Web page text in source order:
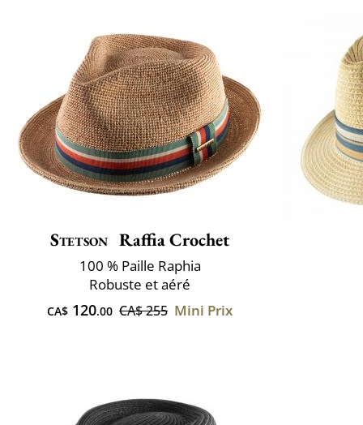
Stetson Raffia Crochet
100 % Paille Raphia
Robuste et aéré
CA$ 120.00 CA$ 255 Mini Prix